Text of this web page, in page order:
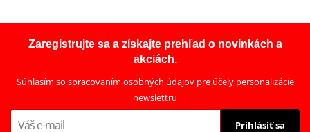
Zaregistrujte sa a získajte prehľad o novinkách a
akciách.
Súhlasím so spracovaním osobných údajovpre účely personalizácie
newslettru
Prihlásiť sa